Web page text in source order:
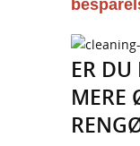
ER DU
MERE